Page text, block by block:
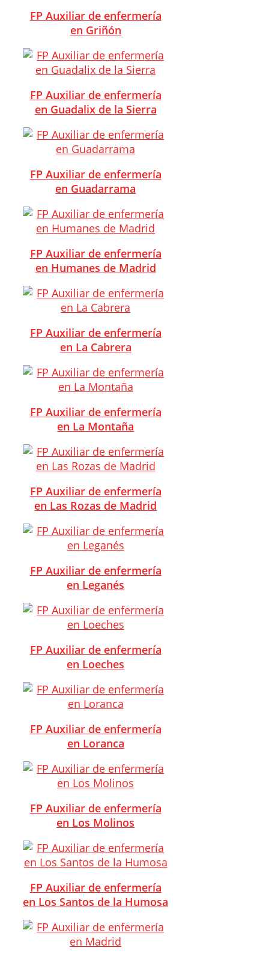
FP Auxiliar de enfermería
en Griñón
FP Auxiliar de enfermería
en Guadalix de la Sierra
FP Auxiliar de enfermería
en Guadarrama
FP Auxiliar de enfermería
en Humanes de Madrid
FP Auxiliar de enfermería
en La Cabrera
FP Auxiliar de enfermería
en La Montaña
FP Auxiliar de enfermería
en Las Rozas de Madrid
FP Auxiliar de enfermería
en Leganés
FP Auxiliar de enfermería
en Loeches
FP Auxiliar de enfermería
en Loranca
FP Auxiliar de enfermería
en Los Molinos
FP Auxiliar de enfermería
en Los Santos de la Humosa